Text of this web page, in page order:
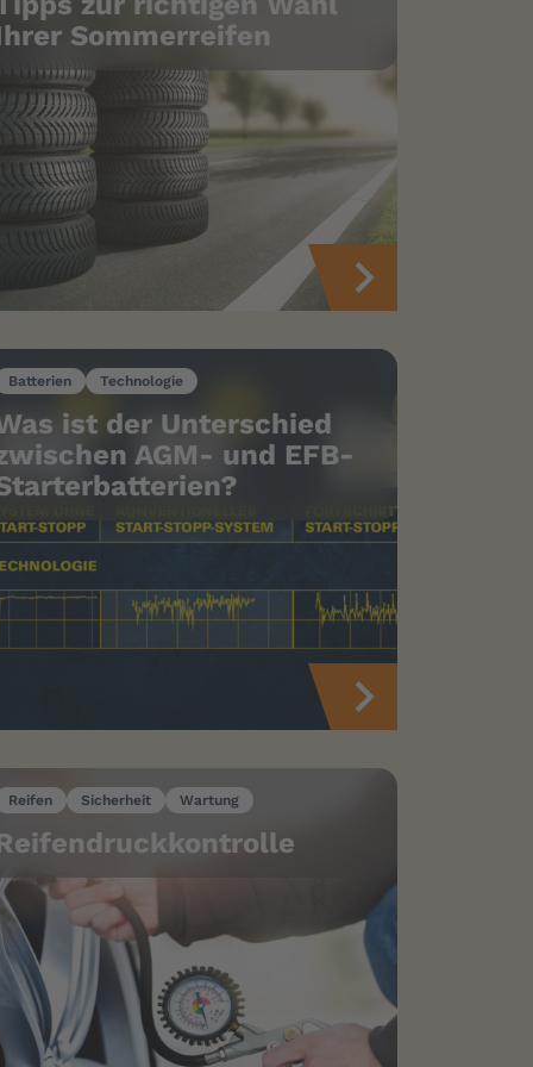
Sommerreifen
Batterien Technologie
ist der Unterschied
AGM- und EFB-
Reifen Sicherheit Wartung